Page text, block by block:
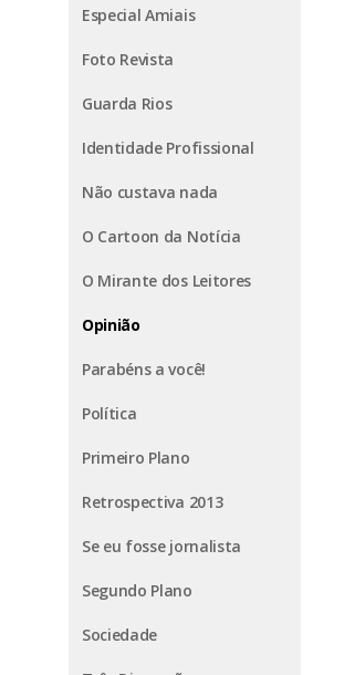
Especial Amiais
Foto Revista
Guarda Rios
Identidade Profissional
Não custava nada
O Cartoon da Notícia
O Mirante dos Leitores
Opinião
Parabéns a você!
Política
Primeiro Plano
Retrospectiva 2013
Se eu fosse jornalista
Segundo Plano
Sociedade